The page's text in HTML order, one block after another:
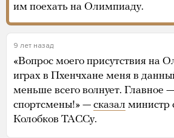
им поехать на Олимпиаду.
9 лет назад
«Вопрос моего присутствия на
играх в Пхенчхане меня в
меньше всего волнует. Главное
спортсмены!» — сказал министр
Колобков ТАССу.